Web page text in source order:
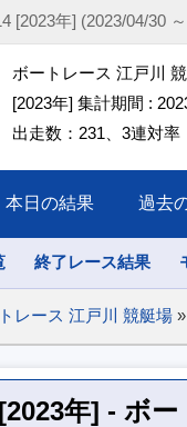
[2023年] (2023/04/30
ボートレース 江戸川
[2023年] 集計期間 :
出走数：231、3連対率
本日の結果 過去
終了レース結果
レース 江戸川 競艇場 »
年] - ボ